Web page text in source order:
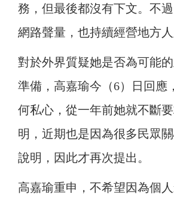
務，但最後都沒有下文。不
網路聲量，也持續經營地方人
對於外界質疑她是否為可能
準備，高嘉瑜今（6）日回應
何私心，從一年前她就不斷
明，近期也是因為很多民眾
說明，因此才再次提出。
高嘉瑜重申，不希望因為個